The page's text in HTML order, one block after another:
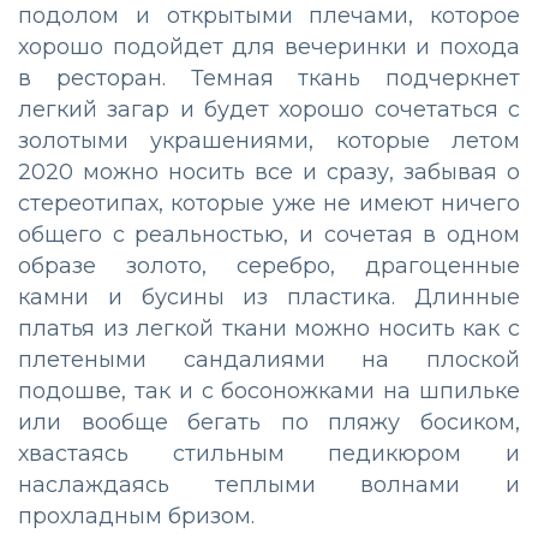
подолом и открытыми плечами, которое
хорошо подойдет для вечеринки и похода
в ресторан. Темная ткань подчеркнет
легкий загар и будет хорошо сочетаться с
золотыми украшениями, которые летом
2020 можно носить все и сразу, забывая о
стереотипах, которые уже не имеют ничего
общего с реальностью, и сочетая в одном
образе золото, серебро, драгоценные
камни и бусины из пластика. Длинные
платья из легкой ткани можно носить как с
плетеными сандалиями на плоской
подошве, так и с босоножками на шпильке
или вообще бегать по пляжу босиком,
хвастаясь стильным педикюром и
наслаждаясь теплыми волнами и
прохладным бризом.